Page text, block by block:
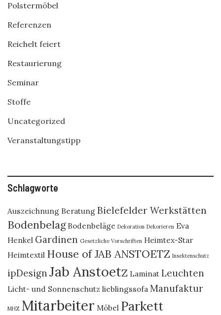
Polstermöbel
Referenzen
Reichelt feiert
Restaurierung
Seminar
Stoffe
Uncategorized
Veranstaltungstipp
Schlagworte
Auszeichnung Beratung Bielefelder Werkstätten
Bodenbelag Bodenbeläge Dekoration Dekorieren Eva
Henkel Gardinen Gesetzliche Vorschriften Heimtex-Star
Heimtextil House of JAB ANSTOETZ Insektenschutz
ipDesign Jab Anstoetz Laminat Leuchten
Licht- und Sonnenschutz lieblingssofa Manufaktur
MHZ Mitarbeiter Möbel Parkett